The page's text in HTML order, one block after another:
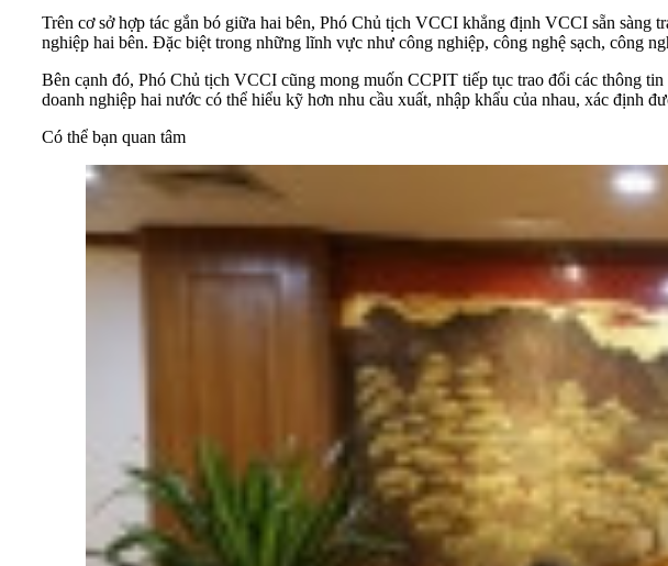
Trên cơ sở hợp tác gắn bó giữa hai bên, Phó Chủ tịch VCCI khẳng định VCCI sẵn
nghiệp hai bên. Đặc biệt trong những lĩnh vực như công nghiệp, công nghệ sạch, công
Bên cạnh đó, Phó Chủ tịch VCCI cũng mong muốn CCPIT tiếp tục trao đổi các thông
doanh nghiệp hai nước có thể hiểu kỹ hơn nhu cầu xuất, nhập khẩu của nhau, xác định
Có thể bạn quan tâm